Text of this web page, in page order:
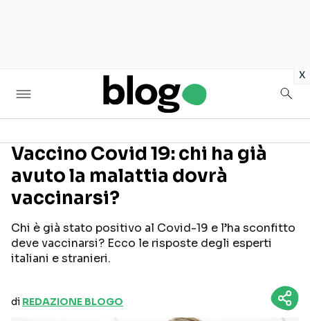
x
Seguici sui social
Vaccino Covid 19: chi ha già
avuto la malattia dovrà
vaccinarsi?
Chi è già stato positivo al Covid-19 e l’ha sconfitto
deve vaccinarsi? Ecco le risposte degli esperti
italiani e stranieri.
di REDAZIONE BLOGO